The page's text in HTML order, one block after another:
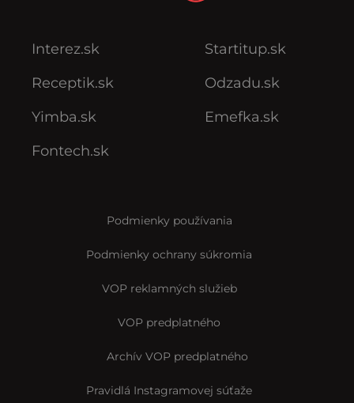
Interez.sk
Receptik.sk
Yimba.sk
Fontech.sk
Startitup.sk
Odzadu.sk
Emefka.sk
Podmienky používania
Podmienky ochrany súkromia
VOP reklamných služieb
VOP predplatného
Archív VOP predplatného
Pravidlá Instagramovej súťaže